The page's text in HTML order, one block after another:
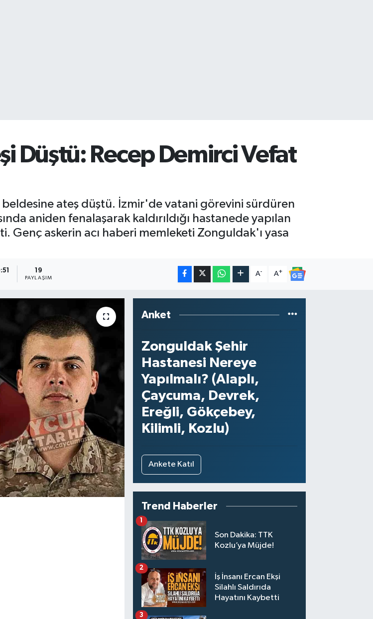
Düştü: Recep Demirci Vefat
beldesine ateş düştü. İzmir'de vatani görevini sürdüren
aniden fenalaşarak kaldırıldığı hastanede yapılan
Genç askerin acı haberi memleketi Zonguldak'ı yasa
19
PAYLAŞIM
A- A+
Anket
Zonguldak Şehir
Hastanesi Nereye
Yapılmalı? (Alaplı,
Çaycuma, Devrek,
Ereğli, Gökçebey,
Kilimli, Kozlu)
Ankete Katıl
Trend Haberler
Son Dakika: TTK
Kozlu’ya Müjde!
1
İş İnsanı Ercan Ekşi
Silahlı Saldırıda
Hayatını Kaybetti
2
3